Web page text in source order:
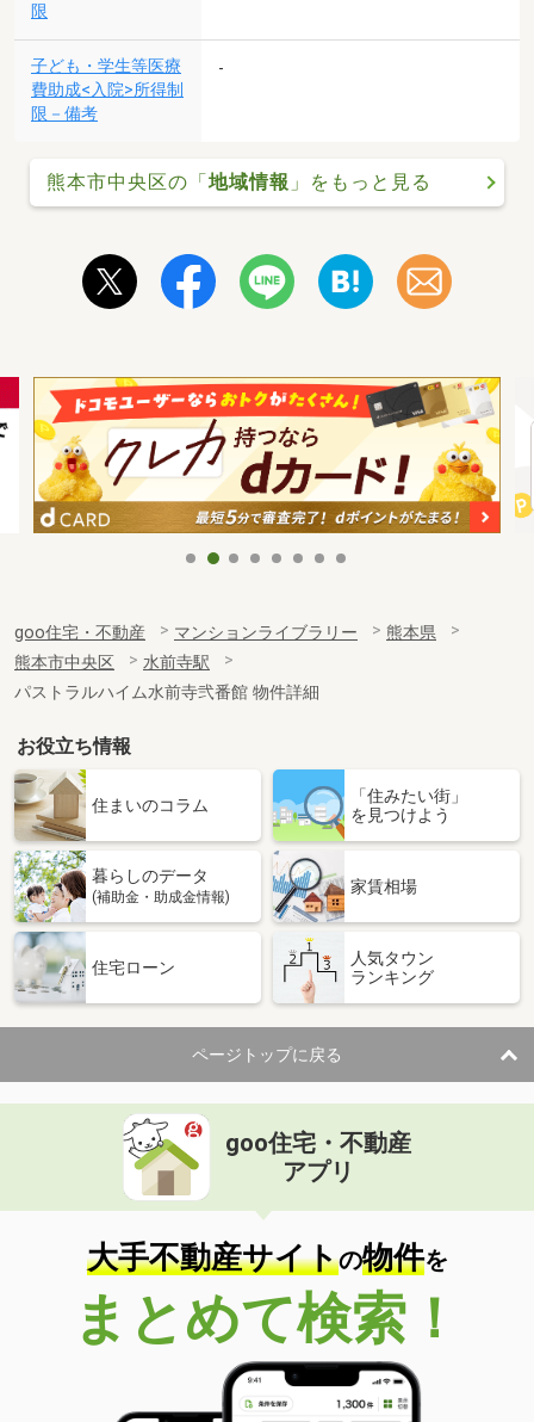
限
子ども・学生等医療
費助成<入院>所得制
限－備考
-
熊本市中央区の「地域情報 」をもっと見る
goo住宅・不動産 マンションライブラリー
熊本県
熊本市中央区
水前寺駅
パストラルハイム水前寺弐番館 物件詳細
お役立ち情報
住まいのコラム
「住みたい街」
を見つけよう
暮らしのデータ
(補助金・助成金情報)
家賃相場
住宅ローン
人気タウン
ランキング
ページトップに戻る
goo住宅・不動産
アプリ
大手不動産サイトの物件を
まとめて検索！